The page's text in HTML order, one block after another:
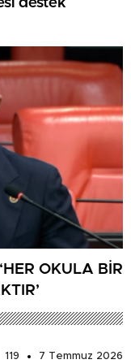
OKULA BİR
119
7 Temmuz 2026